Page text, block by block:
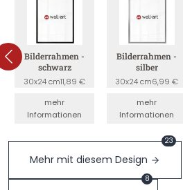
Bilderrahmen -
schwarz
30x24 cm11,89 €
mehr
Informationen
Bilderrahmen -
silber
30x24 cm6,99 €
mehr
Informationen
Mehr mit diesem Design
23
8